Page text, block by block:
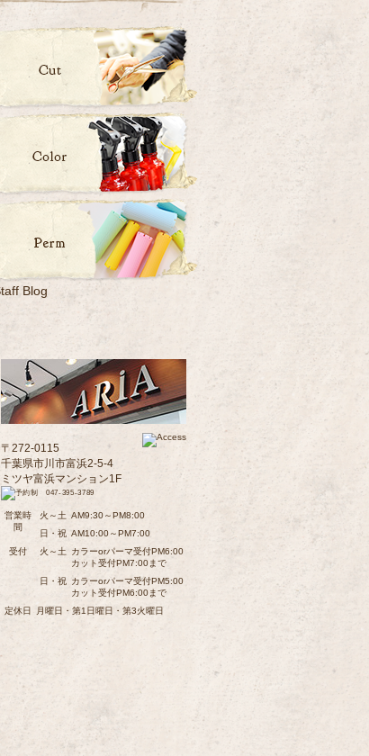
〒272-0115
千葉県市川市富浜2-5-4
ミツヤ富浜マンション1F
営業時
間
火～土 AM9:30～PM8:00
日・祝 AM10:00～PM7:00
受付
火～土
カラーorパーマ受付PM6:00
カット受付PM7:00まで
日・祝 カラーorパーマ受付PM5:00
カット受付PM6:00まで
定休日
月曜日・第1日曜日・第3火曜日